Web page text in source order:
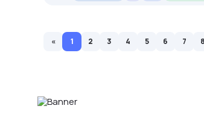
« 1 2 3 4 5 6 7 8